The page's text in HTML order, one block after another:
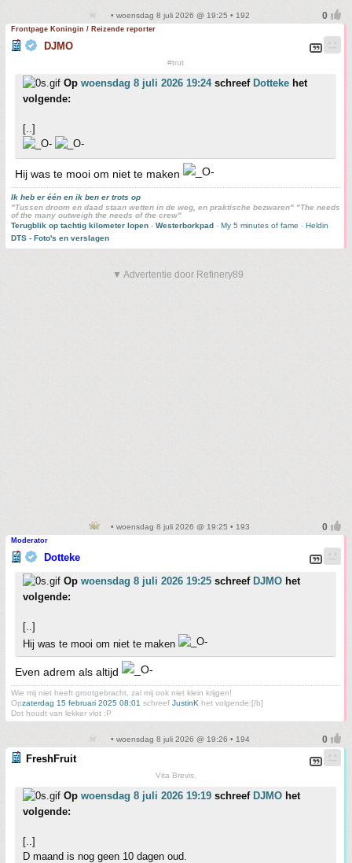
• woensdag 8 juli 2026 @ 19:25 • 192
Frontpage Koningin / Reizende reporter
DJMO
#trut
Op woensdag 8 juli 2026 19:24schreef Dotteke het
volgende:
[..]
Hij was te mooi om niet te maken
Ik heb er één en ik ben er trots op
"Tussen droom en daad staan wetten in de weg, en praktische bezwaren" "The needs
of the many outweigh the needs of the crew"
Terugblik op tachtig kilometer lopen - Westerborkpad - My 5 minutes of fame - Heldin
DTS - Foto's en verslagen
▼ Advertentie door Refinery89
• woensdag 8 juli 2026 @ 19:25 • 193
Moderator
Dotteke
Op woensdag 8 juli 2026 19:25 schreef DJMO het
volgende:
[..]
Hij was te mooi om niet te maken
Even adrem als altijd
Wie mij niet heeft grootgebracht, zal mij ook niet klein krijgen!
Opzaterdag 15 februari 2025 08:01 schreef JustinK het volgende:[/b]
Dot houdt van lekker vlot :P
• woensdag 8 juli 2026 @ 19:26 • 194
FreshFruit
Vita Brevis.
Op woensdag 8 juli 2026 19:19 schreef DJMO het
volgende:
[..]
D maand is nog geen 10 dagen oud.